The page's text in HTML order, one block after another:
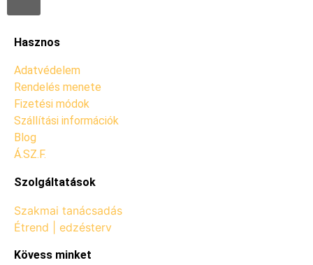
Hasznos
Adatvédelem
Rendelés menete
Fizetési módok
Szállítási információk
Blog
Á.SZ.F.
Szolgáltatások
Szakmai tanácsadás
Étrend | edzésterv
Kövess minket